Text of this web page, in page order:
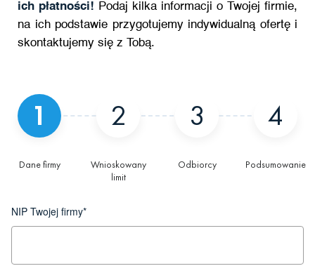
ich płatności! Podaj kilka informacji o Twojej firmie,
na ich podstawie przygotujemy indywidualną ofertę i
skontaktujemy się z Tobą.
1
Dane firmy
2
Wnioskowany
limit
3
Odbiorcy
4
Podsumowanie
NIP Twojej firmy*